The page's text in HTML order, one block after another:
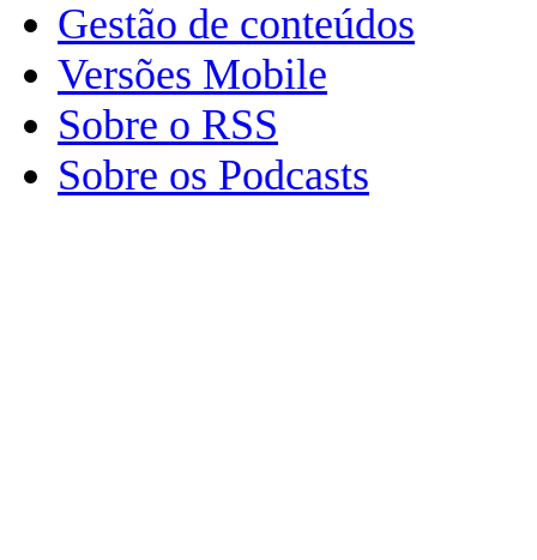
Gestão de conteúdos
Versões Mobile
Sobre o RSS
Sobre os Podcasts